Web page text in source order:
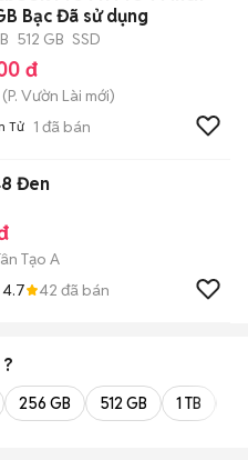
Bạc Đã sử dụng
512 GB SSD
đ
(P. Vườn Lài mới)
Tử 1 đã bán
Đen
Tạo A
4.7 42 đã bán
256 GB 512 GB 1 TB